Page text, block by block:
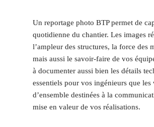
Un reportage photo BTP permet de
quotidienne du chantier. Les images
l’ampleur des structures, la force des
mais aussi le savoir-faire de vos
à documenter aussi bien les détails
essentiels pour vos ingénieurs que les
d’ensemble destinées à la
mise en valeur de vos réalisations.